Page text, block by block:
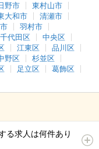
野市
東村山市
大和市
清瀬市
羽村市
千代田区
中央区
江東区
品川区
野区
杉並区
足立区
葛飾区
る求人は何件あり